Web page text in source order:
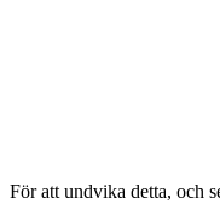
För att undvika detta, och